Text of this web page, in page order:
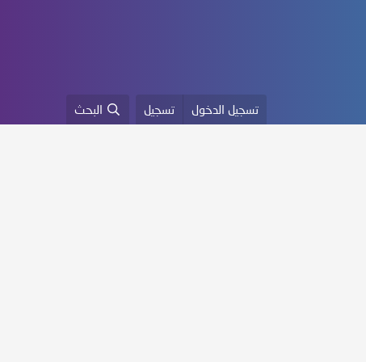
تسجيل الدخول تسجيل البحث